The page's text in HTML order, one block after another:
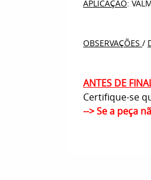
APLICAÇÃO:
OBSERVAÇÕES /
ANTES DE
Certifique-se
--> Se a peça